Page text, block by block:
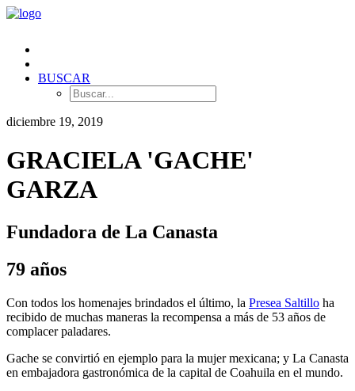
BUSCAR
diciembre 19, 2019
GRACIELA 'GACHE'
GARZA
Fundadora de La Canasta
79 años
Con todos los homenajes brindados el último, la Presea Saltillo ha
recibido de muchas maneras la recompensa a más de 53 años de
complacer paladares.
Gache se convirtió en ejemplo para la mujer mexicana; y La Canasta
en embajadora gastronómica de la capital de Coahuila en el mundo.